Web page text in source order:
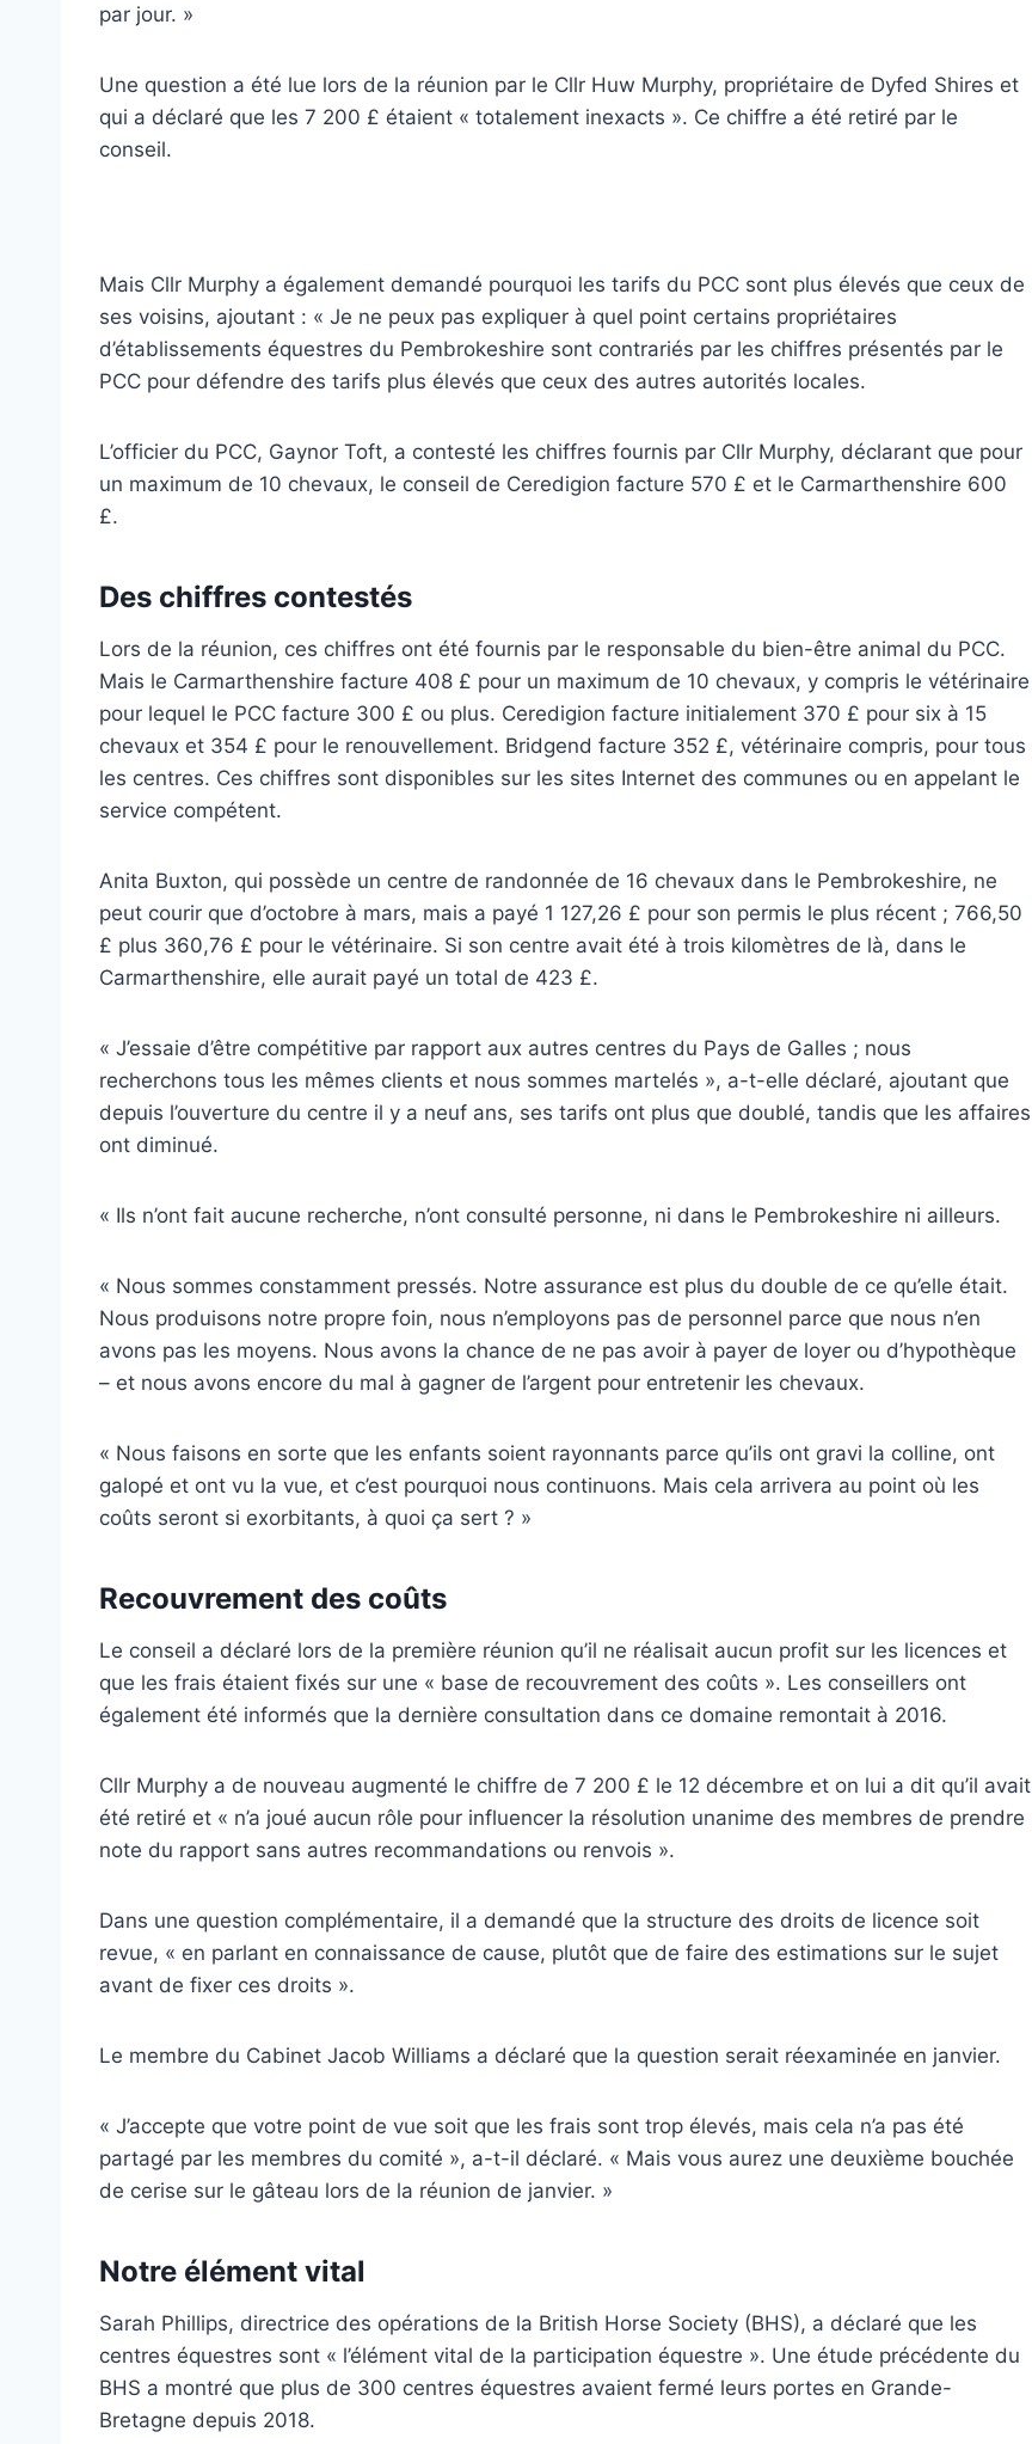
par jour. »
Une question a été lue lors de la réunion par le Cllr Huw Murphy, propriétaire de Dyfed Shires et
qui a déclaré que les 7 200 £ étaient « totalement inexacts ». Ce chiffre a été retiré par le
conseil.
Mais Cllr Murphy a également demandé pourquoi les tarifs du PCC sont plus élevés que ceux de
ses voisins, ajoutant : « Je ne peux pas expliquer à quel point certains propriétaires
d’établissements équestres du Pembrokeshire sont contrariés par les chiffres présentés par le
PCC pour défendre des tarifs plus élevés que ceux des autres autorités locales.
L’officier du PCC, Gaynor Toft, a contesté les chiffres fournis par Cllr Murphy, déclarant que pour
un maximum de 10 chevaux, le conseil de Ceredigion facture 570 £ et le Carmarthenshire 600
£.
Des chiffres contestés
Lors de la réunion, ces chiffres ont été fournis par le responsable du bien-être animal du PCC.
Mais le Carmarthenshire facture 408 £ pour un maximum de 10 chevaux, y compris le vétérinaire
pour lequel le PCC facture 300 £ ou plus. Ceredigion facture initialement 370 £ pour six à 15
chevaux et 354 £ pour le renouvellement. Bridgend facture 352 £, vétérinaire compris, pour tous
les centres. Ces chiffres sont disponibles sur les sites Internet des communes ou en appelant le
service compétent.
Anita Buxton, qui possède un centre de randonnée de 16 chevaux dans le Pembrokeshire, ne
peut courir que d’octobre à mars, mais a payé 1 127,26 £ pour son permis le plus récent ; 766,50
£ plus 360,76 £ pour le vétérinaire. Si son centre avait été à trois kilomètres de là, dans le
Carmarthenshire, elle aurait payé un total de 423 £.
« J’essaie d’être compétitive par rapport aux autres centres du Pays de Galles ; nous
recherchons tous les mêmes clients et nous sommes martelés », a-t-elle déclaré, ajoutant que
depuis l’ouverture du centre il y a neuf ans, ses tarifs ont plus que doublé, tandis que les affaires
ont diminué.
« Ils n’ont fait aucune recherche, n’ont consulté personne, ni dans le Pembrokeshire ni ailleurs.
« Nous sommes constamment pressés. Notre assurance est plus du double de ce qu’elle était.
Nous produisons notre propre foin, nous n’employons pas de personnel parce que nous n’en
avons pas les moyens. Nous avons la chance de ne pas avoir à payer de loyer ou d’hypothèque
– et nous avons encore du mal à gagner de l’argent pour entretenir les chevaux.
« Nous faisons en sorte que les enfants soient rayonnants parce qu’ils ont gravi la colline, ont
galopé et ont vu la vue, et c’est pourquoi nous continuons. Mais cela arrivera au point où les
coûts seront si exorbitants, à quoi ça sert ? »
Recouvrement des coûts
Le conseil a déclaré lors de la première réunion qu’il ne réalisait aucun profit sur les licences et
que les frais étaient fixés sur une « base de recouvrement des coûts ». Les conseillers ont
également été informés que la dernière consultation dans ce domaine remontait à 2016.
Cllr Murphy a de nouveau augmenté le chiffre de 7 200 £ le 12 décembre et on lui a dit qu’il avait
été retiré et « n’a joué aucun rôle pour influencer la résolution unanime des membres de prendre
note du rapport sans autres recommandations ou renvois ».
Dans une question complémentaire, il a demandé que la structure des droits de licence soit
revue, « en parlant en connaissance de cause, plutôt que de faire des estimations sur le sujet
avant de fixer ces droits ».
Le membre du Cabinet Jacob Williams a déclaré que la question serait réexaminée en janvier.
« J’accepte que votre point de vue soit que les frais sont trop élevés, mais cela n’a pas été
partagé par les membres du comité », a-t-il déclaré. « Mais vous aurez une deuxième bouchée
de cerise sur le gâteau lors de la réunion de janvier. »
Notre élément vital
Sarah Phillips, directrice des opérations de la British Horse Society (BHS), a déclaré que les
centres équestres sont « l’élément vital de la participation équestre ». Une étude précédente du
BHS a montré que plus de 300 centres équestres avaient fermé leurs portes en Grande-
Bretagne depuis 2018.